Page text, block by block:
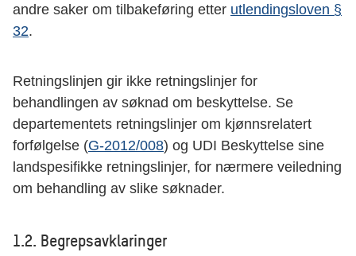
andre saker om tilbakeføring etter utlendingsloven §
32.
Retningslinjen gir ikke retningslinjer for
behandlingen av søknad om beskyttelse. Se
departementets retningslinjer om kjønnsrelatert
forfølgelse (G-2012/008) og UDI Beskyttelse sine
landspesifikke retningslinjer, for nærmere veiledning
om behandling av slike søknader.
1.2. Begrepsavklaringer